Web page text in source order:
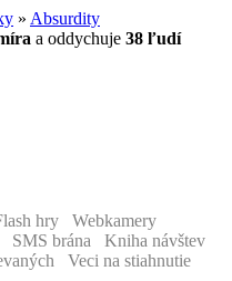
» Absurdity
a oddychuje 38 ľudí
hry Webkamery
SMS brána Kniha návštev
Veci na stiahnutie